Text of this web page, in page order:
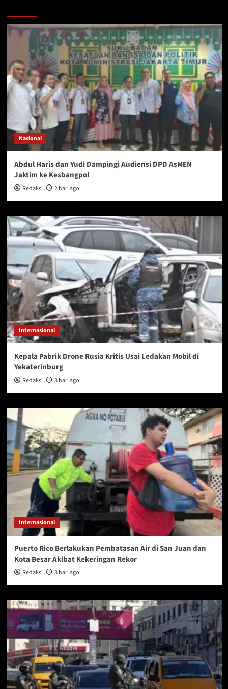
Nasional
Abdul Haris dan Yudi Dampingi Audiensi DPD AsMEN
Jaktim ke Kesbangpol
Redaksi 2 hari ago
Internasional
Kepala Pabrik Drone Rusia Kritis Usai Ledakan Mobil di
Yekaterinburg
Redaksi 3 hari ago
Internasional
Puerto Rico Berlakukan Pembatasan Air di San Juan dan
Kota Besar Akibat Kekeringan Rekor
Redaksi 3 hari ago